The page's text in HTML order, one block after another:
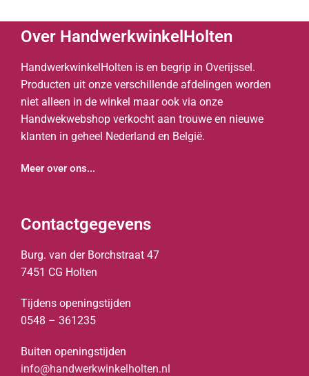
Over HandwerkwinkelHolten
HandwerkwinkelHolten is en begrip in Overijssel.
Producten uit onze verschillende afdelingen worden
niet alleen in de winkel maar ook via onze
Handwekwebshop verkocht aan trouwe en nieuwe
klanten in geheel Nederland en België.
Meer over ons...
Contactgegevens
Burg. van der Borchstraat 47
7451 CG Holten
Tijdens openingstijden
0548 – 361235
Buiten openingstijden
info@handwerkwinkelholten.nl